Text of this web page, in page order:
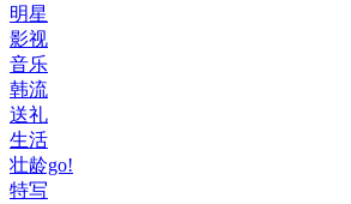
明星
影视
音乐
韩流
送礼
生活
壮龄go!
特写